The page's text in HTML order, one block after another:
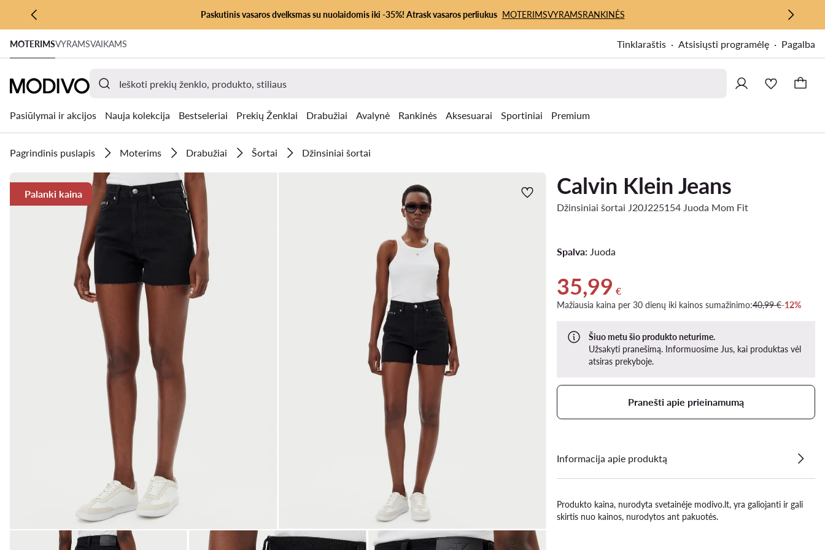
PEREITI PRIE PAGRINDINIO TURINIO
PEREITI Į PAIEŠKĄ
Paskutinis vasaros dvelksmas su nuolaidomis iki -35%! Atrask vasaros perliukus MOTERIMSVYRAMSRANKINĖS
MOTERIMSVYRAMSVAIKAMS Tinklaraštis Atsisiųsti programėlę Pagalba
Pasiūlymai ir akcijos Nauja kolekcija Bestseleriai Prekių Ženklai Drabužiai Avalynė Rankinės Aksesuarai Sportiniai Premium
Pagrindinis puslapis Moterims Drabužiai Šortai Džinsiniai šortai
Palanki kaina Calvin Klein Jeans
Džinsiniai šortai J20J225154 Juoda Mom Fit
Spalva:Juoda
Dabartinė kaina 35,99 €
35,99 €
Mažiausia kaina per 30 dienų iki kainos sumažinimo:40,99 €-12%
Šiuo metu šio produkto neturime.
Užsakyti pranešimą. Informuosime Jus, kai produktas vėl
atsiras prekyboje.
Pranešti apie prieinamumą
Informacija apie produktą
Produkto kaina, nurodyta svetainėje modivo.lt, yra galiojanti ir gali
skirtis nuo kainos, nurodytos ant pakuotės.